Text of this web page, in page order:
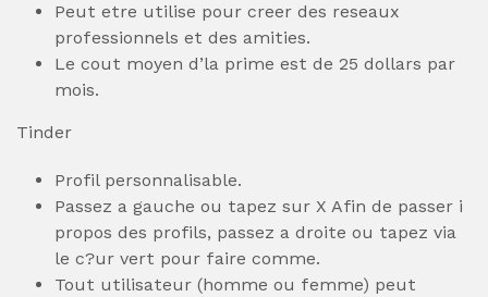
Peut etre utilise pour creer des reseaux
professionnels et des amities.
Le cout moyen d’la prime est de 25 dollars par
mois.
Tinder
Profil personnalisable.
Passez a gauche ou tapez sur X Afin de passer i
propos des profils, passez a droite ou tapez via
le c?ur vert pour faire comme.
Tout utilisateur (homme ou femme) peut